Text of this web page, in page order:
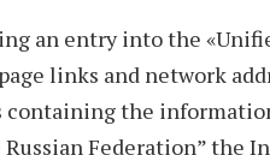
an entry into the
links and network
containing the
Federation” the